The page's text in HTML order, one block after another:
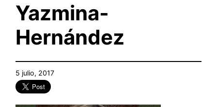
Yazmina-
Hernández
5 julio, 2017